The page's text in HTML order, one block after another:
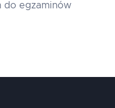
do egzaminów